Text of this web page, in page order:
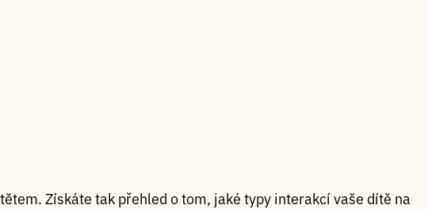
Získáte tak přehled o tom, jaké typy interakcí vaše dítě na